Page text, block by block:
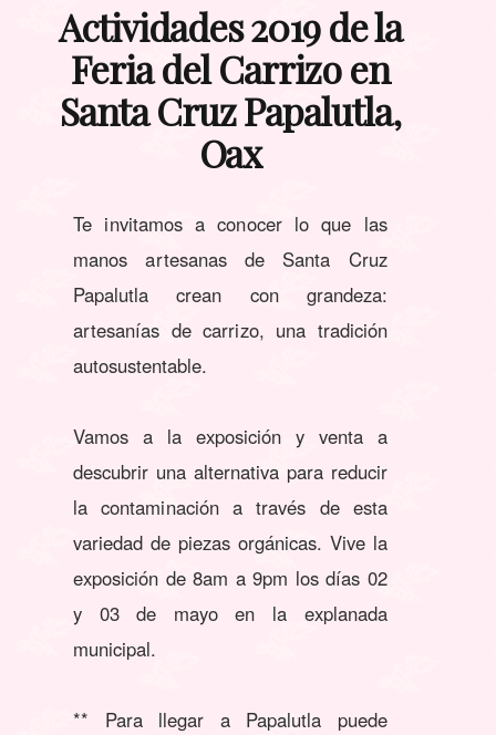
Actividades 2019 de la
Feria del Carrizo en
Santa Cruz Papalutla,
Oax
Te invitamos a conocer lo que las
manos artesanas de Santa Cruz
Papalutla crean con grandeza:
artesanías de carrizo, una tradición
autosustentable.
Vamos a la exposición y venta a
descubrir una alternativa para reducir
la contaminación a través de esta
variedad de piezas orgánicas. Vive la
exposición de 8am a 9pm los días 02
y 03 de mayo en la explanada
municipal.
** Para llegar a Papalutla puede